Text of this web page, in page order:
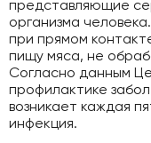
представляющие
организма
при прямом
пищу мяса, не
Согласно данным
профилактике
возникает каждая
инфекция.